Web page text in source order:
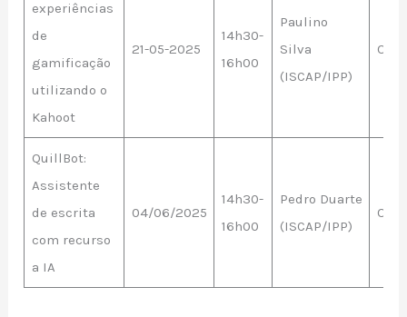
experiências
de
gamificação
utilizando o
Kahoot
21-05-2025
14h30-
16h00
Paulino
Silva
(ISCAP/IPP)
QuillBot:
Assistente
de escrita
com recurso
a IA
04/06/2025
14h30-
16h00
Pedro Duarte
(ISCAP/IPP)